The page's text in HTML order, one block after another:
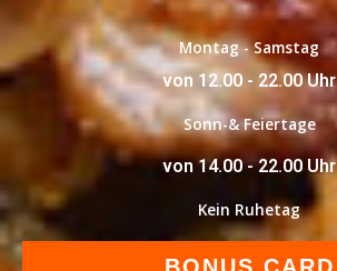
Montag - Samstag
von 12.00 - 22.00 Uhr
Sonn-& Feiertage
von 14.00 - 22.00 Uhr
Kein Ruhetag